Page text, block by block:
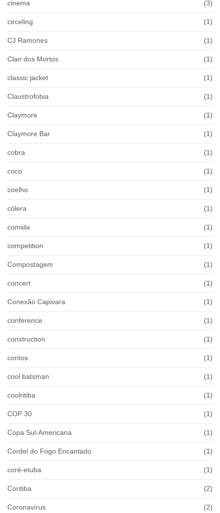
cinema (3)
circeling (1)
CJ Ramones (1)
Clan dos Mortos (1)
classic jacket (1)
Claustrofobia (1)
Claymore (1)
Claymore Bar (1)
cobra (1)
coco (1)
coelho (1)
cólera (1)
comida (1)
competition (1)
Compostagem (1)
concert (1)
Conexão Capivara (1)
conference (1)
construction (1)
contos (1)
cool batsman (1)
coolritiba (1)
COP 30 (1)
Copa Sul-Americana (1)
Cordel do Fogo Encantado (1)
coré-etuba (1)
Coritiba (2)
Coronavírus (2)